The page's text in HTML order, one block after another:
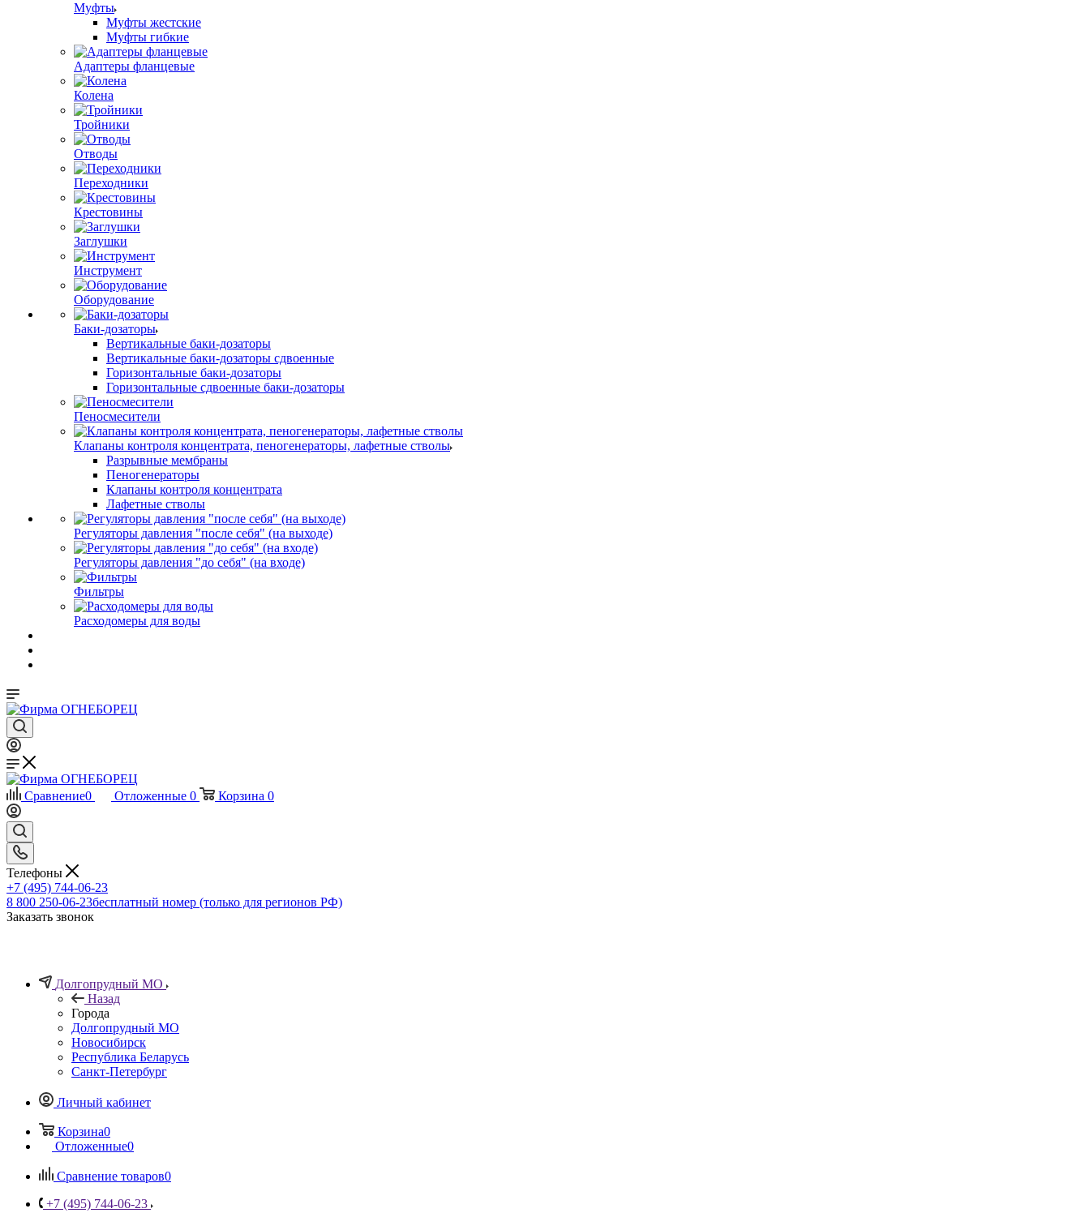
Муфты
Муфты жестские
Муфты гибкие
Адаптеры фланцевые
Колена
Тройники
Отводы
Переходники
Крестовины
Заглушки
Инструмент
Оборудование
Баки-дозаторы
Вертикальные баки-дозаторы
Вертикальные баки-дозаторы сдвоенные
Горизонтальные баки-дозаторы
Горизонтальные сдвоенные баки-дозаторы
Пеносмесители
Клапаны контроля концентрата, пеногенераторы, лафетные стволы
Разрывные мембраны
Пеногенераторы
Клапаны контроля концентрата
Лафетные стволы
Регуляторы давления "после себя" (на выходе)
Регуляторы давления "до себя" (на входе)
Фильтры
Расходомеры для воды
Сравнение0 Отложенные 0 Корзина 0
Телефоны
+7 (495) 744-06-23
8 800 250-06-23бесплатный номер (только для регионов РФ)
Заказать звонок
Долгопрудный МО
Назад
Города
Долгопрудный МО
Новосибирск
Республика Беларусь
Санкт-Петербург
Личный кабинет
Корзина0
Отложенные0
Сравнение товаров0
+7 (495) 744-06-23